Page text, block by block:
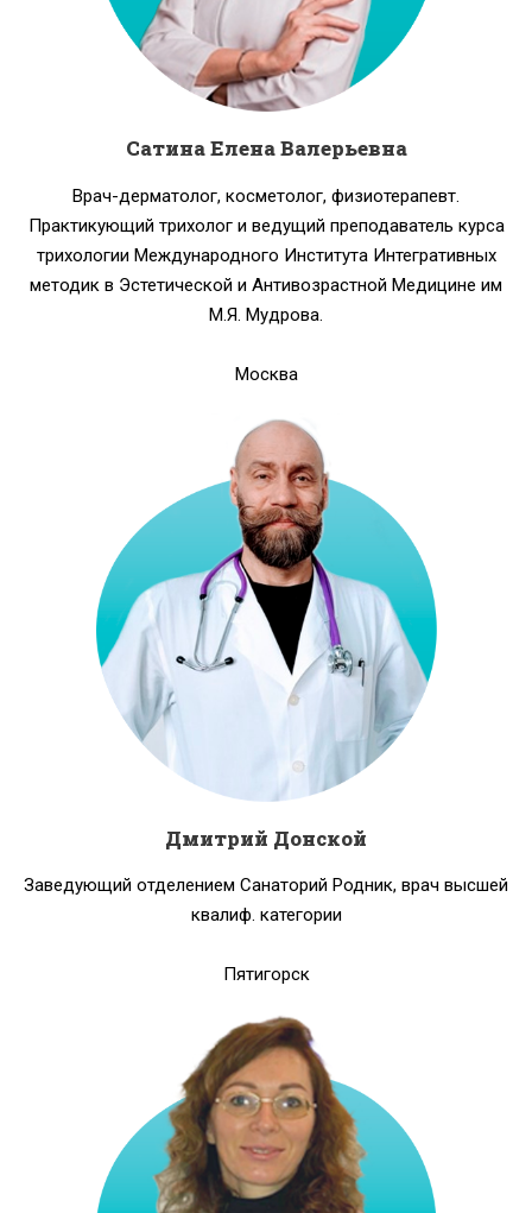
Сатина Елена Валерьевна
Врач-дерматолог, косметолог, физиотерапевт.
Практикующий трихолог и ведущий преподаватель курса
трихологии Международного Института Интегративных
методик в Эстетической и Антивозрастной Медицине им
М.Я. Мудрова.
Москва
Дмитрий Донской
Заведующий отделением Санаторий Родник, врач высшей
квалиф. категории
Пятигорск